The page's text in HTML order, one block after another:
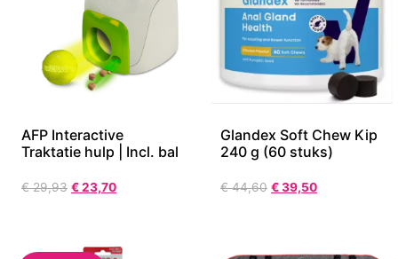
AFP Interactive
Traktatie hulp | Incl. bal
€29,93 €23,70
Glandex Soft Chew Kip
240 g (60 stuks)
€44,60 €39,50